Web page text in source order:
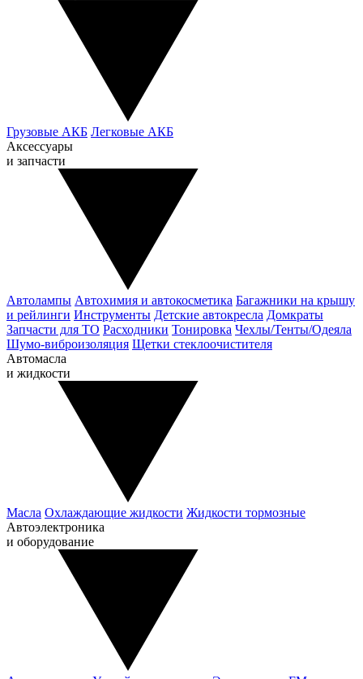
Грузовые АКБ Легковые АКБ
Аксессуары
и запчасти
Автолампы Автохимия и автокосметика Багажники на крышу
и рейлинги Инструменты Детские автокресла Домкраты
Запчасти для ТО Расходники Тонировка Чехлы/Тенты/Одеяла
Шумо-виброизоляция Щетки стеклоочистителя
Автомасла
и жидкости
Масла Охлаждающие жидкости Жидкости тормозные
Автоэлектроника
и оборудование